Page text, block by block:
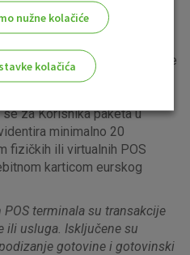
iznosi 18,95 EUR, naplaćuje
za Korisnika paketa u
minimalno 20
fizičkih ili virtualnih POS
karticom eurskog
terminala su transakcije
ili usluga. Isključene su
gotovine i gotovinski
nužne kolačiće
kolačića
Nužni kolačići
kolačići